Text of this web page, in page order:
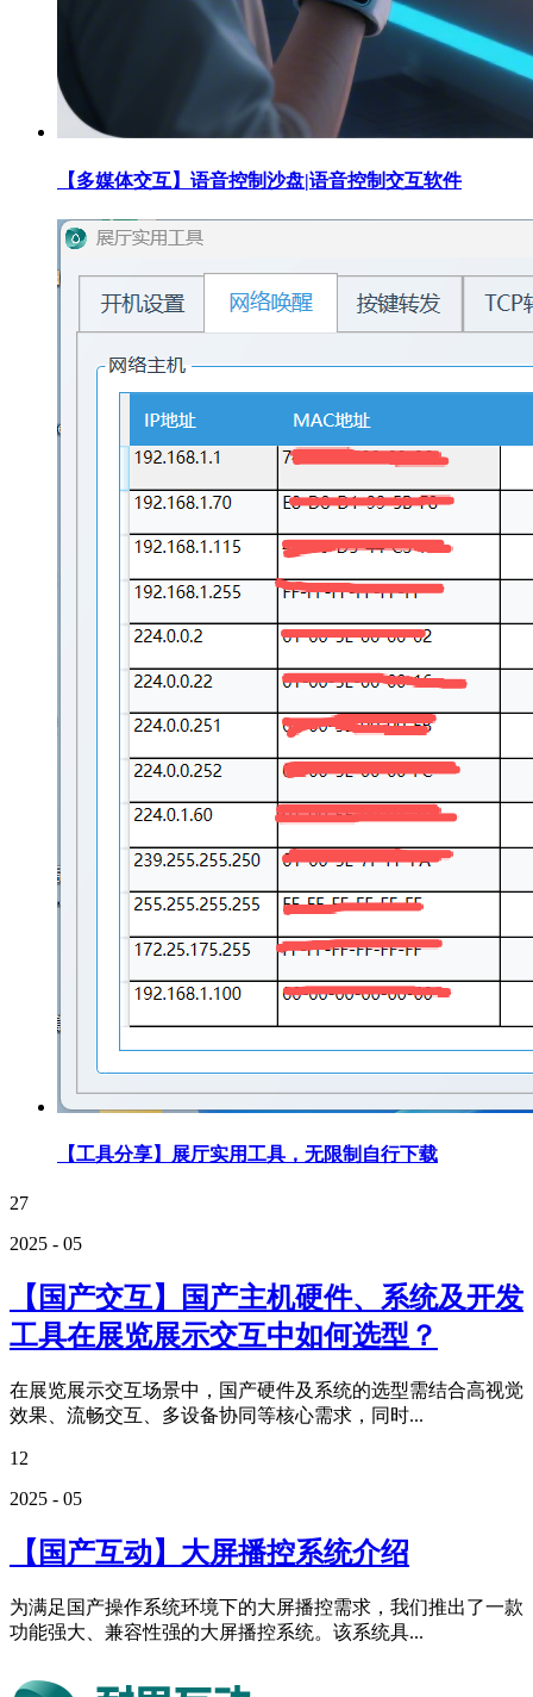
【多媒体交互】语音控制沙盘|语音控制交互软件
【工具分享】展厅实用工具，无限制自行下载
27
2025 - 05
【国产交互】国产主机硬件、系统及开发
工具在展览展示交互中如何选型？
在展览展示交互场景中，国产硬件及系统的选型需结合高视觉
效果、流畅交互、多设备协同等核心需求，同时...
12
2025 - 05
【国产互动】大屏播控系统介绍
为满足国产操作系统环境下的大屏播控需求，我们推出了一款
功能强大、兼容性强的大屏播控系统。该系统具...